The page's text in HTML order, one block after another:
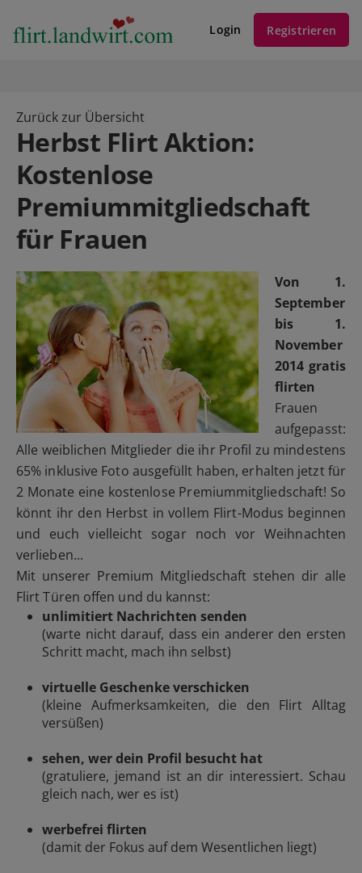
Login Registrieren
Zurück zur Übersicht
Herbst Flirt Aktion:
Kostenlose
Premiummitgliedschaft
für Frauen
Von 1.
September
bis 1.
November
2014 gratis
flirten
Frauen
aufgepasst:
Alle weiblichen Mitglieder die ihr Profil zu mindestens
65% inklusive Foto ausgefüllt haben, erhalten jetzt für
2 Monate eine kostenlose Premiummitgliedschaft! So
könnt ihr den Herbst in vollem Flirt-Modus beginnen
und euch vielleicht sogar noch vor Weihnachten
verlieben...
Mit unserer Premium Mitgliedschaft stehen dir alle
Flirt Türen offen und du kannst:
unlimitiert Nachrichten senden
(warte nicht darauf, dass ein anderer den ersten
Schritt macht, mach ihn selbst)
virtuelle Geschenke verschicken
(kleine Aufmerksamkeiten, die den Flirt Alltag
versüßen)
sehen, wer dein Profil besucht hat
(gratuliere, jemand ist an dir interessiert. Schau
gleich nach, wer es ist)
werbefrei flirten
(damit der Fokus auf dem Wesentlichen liegt)